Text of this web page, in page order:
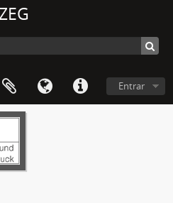
Entrar